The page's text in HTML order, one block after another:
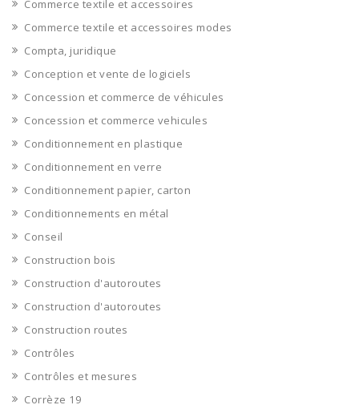
Commerce textile et accessoires
Commerce textile et accessoires modes
Compta, juridique
Conception et vente de logiciels
Concession et commerce de véhicules
Concession et commerce vehicules
Conditionnement en plastique
Conditionnement en verre
Conditionnement papier, carton
Conditionnements en métal
Conseil
Construction bois
Construction d'autoroutes
Construction d'autoroutes
Construction routes
Contrôles
Contrôles et mesures
Corrèze 19